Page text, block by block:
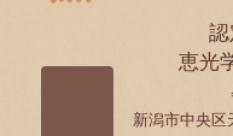
恵光
新潟市中央区